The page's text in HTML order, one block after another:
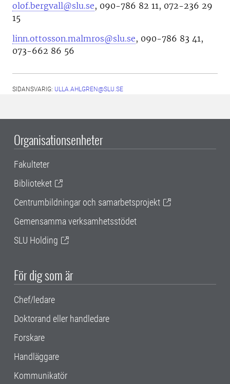
olof.bergvall@slu.se, 090-786 82 11, 072-236 29
15
linn.ottosson.malmros@slu.se, 090-786 83 41,
073-662 86 56
SIDANSVARIG: ULLA.AHLGREN@SLU.SE
Organisationsenheter
Fakulteter
Biblioteket
Centrumbildningar och samarbetsprojekt
Gemensamma verksamhetsstödet
SLU Holding
För dig som är
Chef/ledare
Doktorand eller handledare
Forskare
Handläggare
Kommunikatör